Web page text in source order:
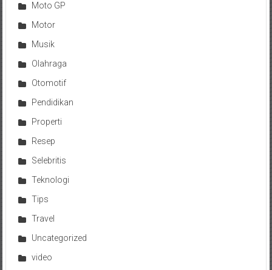
Moto GP
Motor
Musik
Olahraga
Otomotif
Pendidikan
Properti
Resep
Selebritis
Teknologi
Tips
Travel
Uncategorized
video